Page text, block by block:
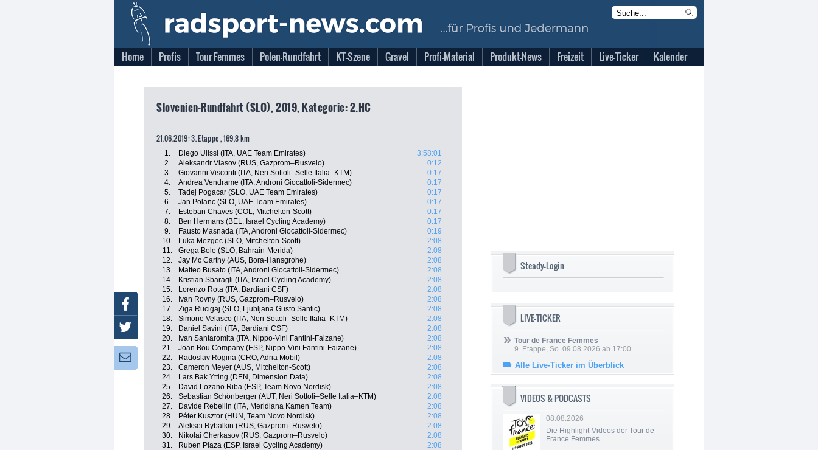
Home Profis Tour Femmes Polen-Rundfahrt KT-Szene Gravel Profi-Material Produkt-News Freizeit Live-Ticker Kalender
Slovenien-Rundfahrt (SLO), 2019, Kategorie: 2.HC
21.06.2019: 3. Etappe , 169.8 km
1. Diego Ulissi (ITA, UAE Team Emirates)
3:58:01
2.
Aleksandr Vlasov (RUS, Gazprom–Rusvelo)
0:12
3.
Giovanni Visconti (ITA, Neri Sottoli–Selle Italia–KTM)
0:17
4.
Andrea Vendrame (ITA, Androni Giocattoli-Sidermec)
0:17
5.
Tadej Pogacar (SLO, UAE Team Emirates)
0:17
6.
Jan Polanc (SLO, UAE Team Emirates)
0:17
7.
Esteban Chaves (COL, Mitchelton-Scott)
0:17
8.
Ben Hermans (BEL, Israel Cycling Academy)
0:17
9.
Fausto Masnada (ITA, Androni Giocattoli-Sidermec)
0:19
10.
Luka Mezgec (SLO, Mitchelton-Scott)
2:08
11.
Grega Bole (SLO, Bahrain-Merida)
2:08
12.
Jay Mc Carthy (AUS, Bora-Hansgrohe)
2:08
13.
Matteo Busato (ITA, Androni Giocattoli-Sidermec)
2:08
14.
Kristian Sbaragli (ITA, Israel Cycling Academy)
2:08
15.
Lorenzo Rota (ITA, Bardiani CSF)
2:08
16.
Ivan Rovny (RUS, Gazprom–Rusvelo)
2:08
17.
Ziga Rucigaj (SLO, Ljubljana Gusto Santic)
2:08
18.
Simone Velasco (ITA, Neri Sottoli–Selle Italia–KTM)
2:08
19.
Daniel Savini (ITA, Bardiani CSF)
2:08
20.
Ivan Santaromita (ITA, Nippo-Vini Fantini-Faizane)
2:08
21.
Joan Bou Company (ESP, Nippo-Vini Fantini-Faizane)
2:08
22.
Radoslav Rogina (CRO, Adria Mobil)
2:08
23.
Cameron Meyer (AUS, Mitchelton-Scott)
2:08
24.
Lars Bak Ytting (DEN, Dimension Data)
2:08
25.
David Lozano Riba (ESP, Team Novo Nordisk)
2:08
26.
Sebastian Schönberger (AUT, Neri Sottoli–Selle Italia–KTM)
2:08
27.
Davide Rebellin (ITA, Meridiana Kamen Team)
2:08
28.
Péter Kusztor (HUN, Team Novo Nordisk)
2:08
29.
Aleksei Rybalkin (RUS, Gazprom–Rusvelo)
2:08
30.
Nikolai Cherkasov (RUS, Gazprom–Rusvelo)
2:08
31.
Ruben Plaza (ESP, Israel Cycling Academy)
2:08
Steady-Login
LIVE-TICKER
Tour de France Femmes
9. Etappe, So. 09.08.2026 ab 17:00
Alle Live-Ticker im Überblick
VIDEOS & PODCASTS
08.08.2026
Die Highlight-Videos der Tour de
France Femmes
Facebook
Twitter
Newsletter: